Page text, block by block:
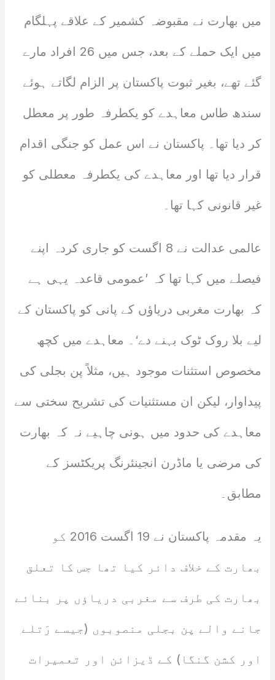
میں بھارت نے مقبوضہ کشمیر کے علاقے پہلگام
میں ایک حملے کے بعد، جس میں 26 افراد مارے
گئے تھے، بغیر ثبوت پاکستان پر الزام لگاتے ہوئے
سندھ طاس معاہدے کو یکطرفہ طور پر معطل
کر دیا تھا۔ پاکستان نے اس عمل کو جنگی اقدام
قرار دیا تھا اور معاہدے کی یکطرفہ معطلی کو
غیر قانونی کہا تھا۔
عالمی عدالت نے 8 اگست کو جاری کردہ اپنے
فیصلے میں کہا تھا کہ ’عمومی قاعدہ یہی ہے
کہ بھارت مغربی دریاؤں کے پانی کو پاکستان کے
لیے بلا روک ٹوک بہنے دے‘۔ معاہدے میں کچھ
مخصوص استثنات موجود ہیں، مثلاً پن بجلی کی
پیداوار، لیکن ان مستثنیات کی تشریح سختی سے
معاہدے کی حدود میں ہونی چاہیے نہ کہ بھارت
کی مرضی یا ماڈرن انجینئرنگ پریکٹسز کے
مطابق۔
یہ مقدمہ پاکستان نے 19 اگست 2016 کو
بھارت کے خلاف دائر کیا تھا جس کا تعلق
بھارت کی طرف سے مغربی دریاؤں پر بنائے
جانے والے پن بجلی منصوبوں (جیسے رَتلے
اور کشن گنگا) کے ڈیزائن اور تعمیرات